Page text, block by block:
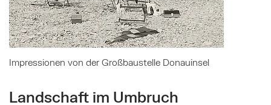
Impressionen von der Großbaustelle Donauinsel
Landschaft im Umbruch